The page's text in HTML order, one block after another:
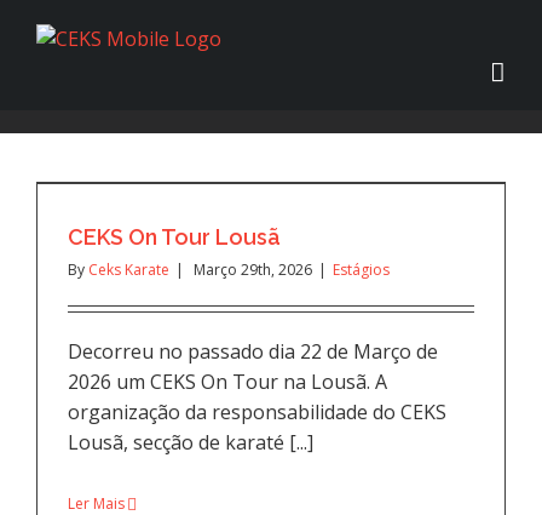
CEKS On Tour Lousã
By Ceks Karate | Março 29th, 2026 | Estágios
Decorreu no passado dia 22 de Março de
2026 um CEKS On Tour na Lousã. A
organização da responsabilidade do CEKS
Lousã, secção de karaté [...]
Ler Mais